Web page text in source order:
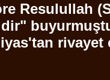
Resulullah (
iyas'tan rivayet